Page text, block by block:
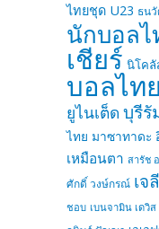
ไทยชุด U23 ธน
นักบอลไ
เชียร์ นิโคลั
บอลไท
ยูไนเต็ด บุรีรั
ไทย มาซาทาดะ
เหมือนตา สารัช
ศักดิ์ วงษ์กรณ์ เจ
ชอบ เบนจามิน เดวิส